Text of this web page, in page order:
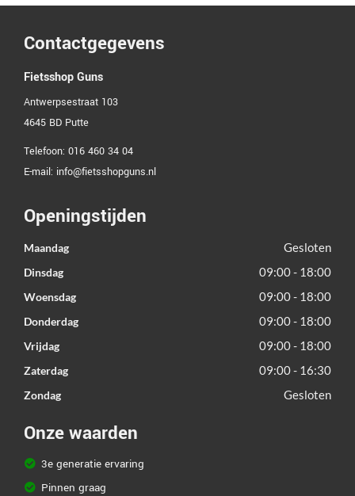
Contactgegevens
Fietsshop Guns
Antwerpsestraat 103
4645 BD Putte
Telefoon: 016 460 34 04
E-mail: info@fietsshopguns.nl
Openingstijden
Maandag Gesloten
Dinsdag 09:00 - 18:00
Woensdag 09:00 - 18:00
Donderdag 09:00 - 18:00
Vrijdag 09:00 - 18:00
Zaterdag 09:00 - 16:30
Zondag Gesloten
Onze waarden
3e generatie ervaring
Pinnen graag